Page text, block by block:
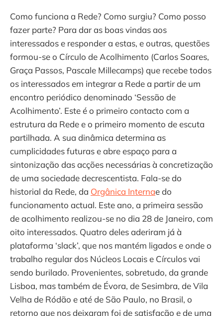
Como funciona a Rede? Como surgiu? Como posso
fazer parte? Para dar as boas vindas aos
interessados e responder a estas, e outras, questões
formou-se o Círculo de Acolhimento (Carlos Soares,
Graça Passos, Pascale Millecamps) que recebe todos
os interessados em integrar a Rede a partir de um
encontro periódico denominado ‘Sessão de
Acolhimento’. Este é o primeiro contacto com a
estrutura da Rede e o primeiro momento de escuta
partilhada. A sua dinâmica determina as
cumplicidades futuras e abre espaço para a
sintonização das acções necessárias à concretização
de uma sociedade decrescentista. Fala-se do
historial da Rede, da Orgânica Internae do
funcionamento actual. Este ano, a primeira sessão
de acolhimento realizou-se no dia 28 de Janeiro, com
oito interessados. Quatro deles aderiram já à
plataforma ‘slack’, que nos mantém ligados e onde o
trabalho regular dos Núcleos Locais e Círculos vai
sendo burilado. Provenientes, sobretudo, da grande
Lisboa, mas também de Évora, de Sesimbra, de Vila
Velha de Ródão e até de São Paulo, no Brasil, o
retorno que nos deixaram foi de satisfação e de uma